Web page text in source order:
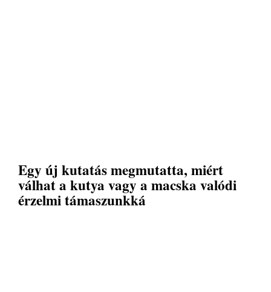
Egy új kutatás megmutatta, miért
válhat a kutya vagy a macska valódi
érzelmi támaszunkká